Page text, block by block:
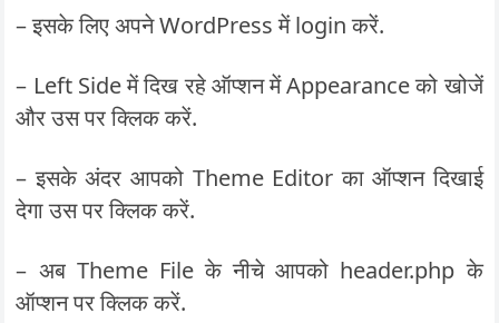
– इसके लिए अपने WordPress में login करें.
– Left Side में दिख रहे ऑप्शन में Appearance को खोजें
और उस पर क्लिक करें.
– इसके अंदर आपको Theme Editor का ऑप्शन दिखाई
देगा उस पर क्लिक करें.
– अब Theme File के नीचे आपको header.php के
ऑप्शन पर क्लिक करें.